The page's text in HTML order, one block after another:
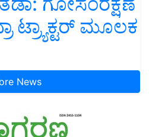
ಟ್ರ್ಯಾಕ್ಟರ್ ಮೂಲಕ
News